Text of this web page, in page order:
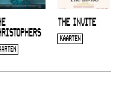
THE INVITE
KAARTEN